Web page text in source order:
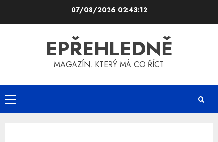
07/08/2026 02:43:13
EPŘEHLEDNĚ
MAGAZÍN, KTERÝ MÁ CO ŘÍCT
Primary
Menu